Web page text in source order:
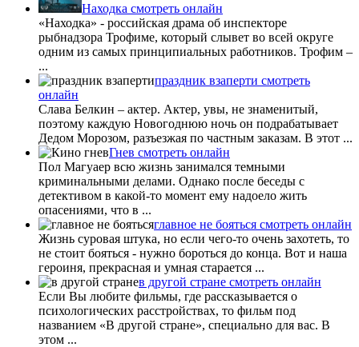
Находка смотреть онлайн
«Находка» - российская драма об инспекторе
рыбнадзора Трофиме, который слывет во всей округе
одним из самых принципиальных работников. Трофим –
...
праздник взаперти смотреть
онлайн
Слава Белкин – актер. Актер, увы, не знаменитый,
поэтому каждую Новогоднюю ночь он подрабатывает
Дедом Морозом, разъезжая по частным заказам. В этот ...
Гнев смотреть онлайн
Пол Магуаер всю жизнь занимался темными
криминальными делами. Однако после беседы с
детективом в какой-то момент ему надоело жить
опасениями, что в ...
главное не бояться смотреть онлайн
Жизнь суровая штука, но если чего-то очень захотеть, то
не стоит бояться - нужно бороться до конца. Вот и наша
героиня, прекрасная и умная старается ...
в другой стране смотреть онлайн
Если Вы любите фильмы, где рассказывается о
психологических расстройствах, то фильм под
названием «В другой стране», специально для вас. В
этом ...